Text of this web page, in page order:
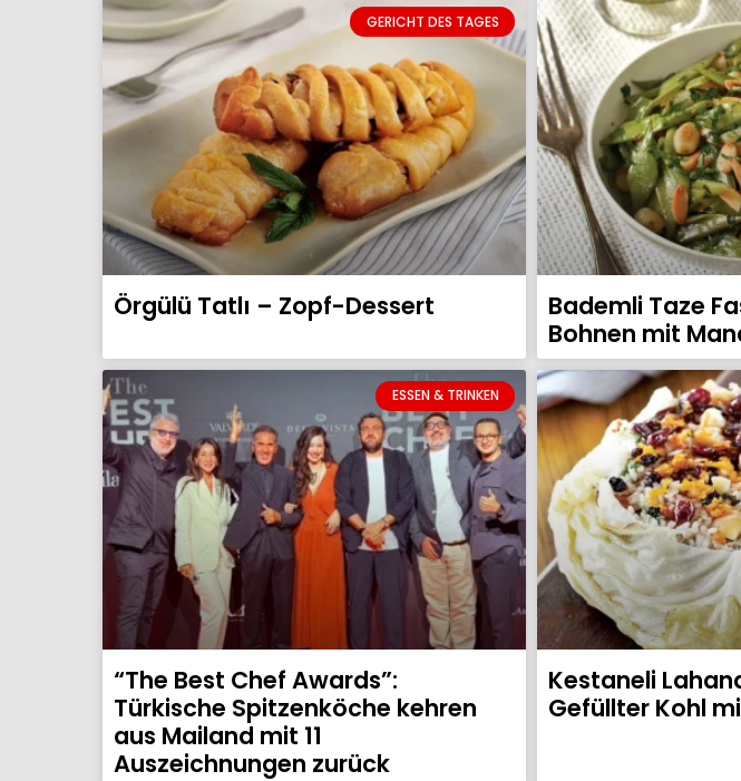
GERICHT DES TAGES
Örgülü Tatlı – Zopf-Dessert
Bademli Taze
Bohnen mit
ESSEN & TRINKEN
“The Best Chef Awards”:
Türkische Spitzenköche kehren
aus Mailand mit 11
Auszeichnungen zurück
Kestaneli
Gefüllter Kohl